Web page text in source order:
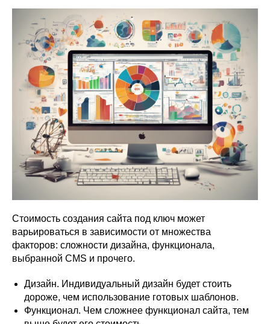
Стоимость создания сайта под ключ может
варьироваться в зависимости от множества
факторов: сложности дизайна, функционала,
выбранной CMS и прочего.
Дизайн. Индивидуальный дизайн будет стоить
дороже, чем использование готовых шаблонов.
Функционал. Чем сложнее функционал сайта, тем